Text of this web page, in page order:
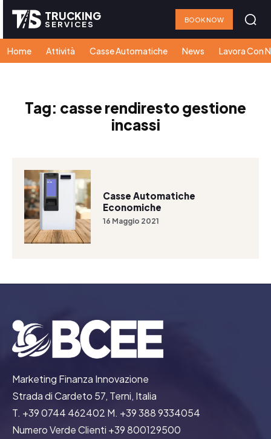
TRUCKING
SERVICES BOOK NOW
Home Attività Casse Automatiche News Lavora Con
Tag: casse rendiresto gestione
incassi
Casse Automatiche
Economiche
16 Maggio 2021
Marketing Finanza Innovazione
Strada di Cardeto 57, Terni, Italia
T. +39 0744 462402 M. +39 388 9334054
Numero Verde Clienti +39 800129500